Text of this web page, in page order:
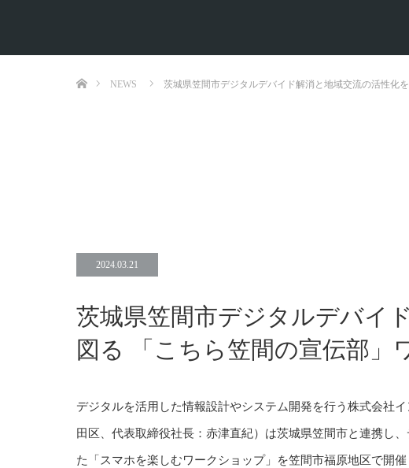
NEWS 茨城県笠間市デジタルデバイド解消と地域交流の活性化
2024.03.21
茨城県笠間市デジタルデバイ
図る 「こちら笠間の宣伝部」
デジタルを活用した情報設計やシステム開発を行う株式会社
田区、代表取締役社長：赤津直紀）は茨城県笠間市と連携し
た「スマホを楽しむワークショップ」を笠間市福原地区で開